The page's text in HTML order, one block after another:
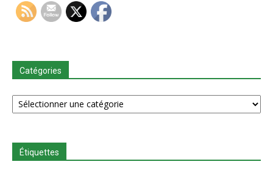
Catégories
Catégories
Étiquettes